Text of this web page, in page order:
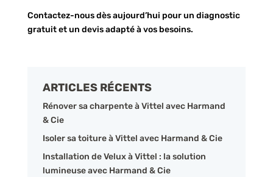
Contactez-nous dès aujourd’hui pour un diagnostic
gratuit et un devis adapté à vos besoins.
ARTICLES RÉCENTS
Rénover sa charpente à Vittel avec Harmand
& Cie
Isoler sa toiture à Vittel avec Harmand & Cie
Installation de Velux à Vittel : la solution
lumineuse avec Harmand & Cie